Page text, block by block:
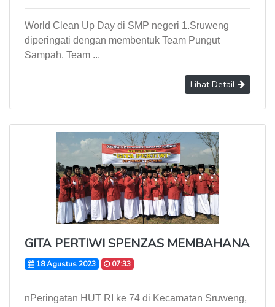
World Clean Up Day di SMP negeri 1.Sruweng
diperingati dengan membentuk Team Pungut
Sampah. Team ...
Lihat Detail
GITA PERTIWI SPENZAS MEMBAHANA
18 Agustus 2023 07:33
nPeringatan HUT RI ke 74 di Kecamatan Sruweng,